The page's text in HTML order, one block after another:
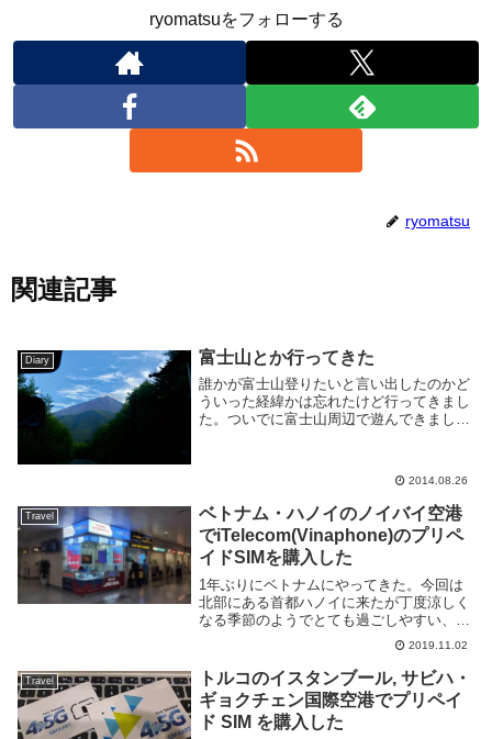
ryomatsuをフォローする
ryomatsu
関連記事
Diary 富士山とか行ってきた
誰かが富士山登りたいと言い出したのかど
ういった経緯かは忘れたけど行ってきまし
た。ついでに富士山周辺で遊んできまし
目時間は大体以下のような感じに。記録撮
2014.08.26
Travel
ベトナム・ハノイのノイバイ空港
でiTelecom(Vinaphone)のプリペ
イドSIMを購入した
1年ぶりにベトナムにやってきた。今回は
北部にある首都ハノイに来たが丁度涼しく
なる季節のようでとても過ごしやすい、良
い時期に来たようだ。さて国境を跨いだら
やる事の一つにプリペイドSIMの購入があ
る。海外では現地のプリペイドSIMを購入
すれば、...
2019.11.02
Travel
トルコのイスタンブール, サビハ・
ギョクチェン国際空港でプリペイ
ド SIM を購入した